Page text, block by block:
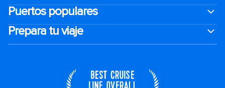
Puertos populares
Prepara tu viaje